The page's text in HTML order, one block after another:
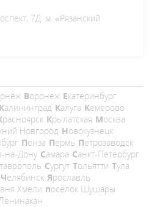
7Д. м. «Рязанский
Воронеж
Екатеринбург
Калининград Калуга
Кемерово
Красноярск Крылатская
Москва
Новгород
Новокузнецк
Пенза Пермь
Петрозаводск
на-Дону Самара
Санкт-Петербург
Ставрополь Сургут Тольятти
Тула
Челябинск
Ярославль
Хмели
посёлок Шушары
Ленинакан